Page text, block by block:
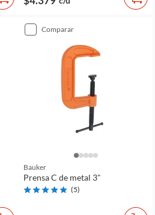
comparar
Bauker
Prensa C de metal 3"
(5)